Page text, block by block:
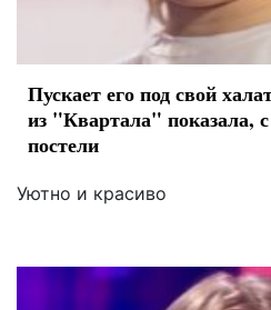
Пускает его под свой
из "Квартала" показала,
постели
Уютно и красиво